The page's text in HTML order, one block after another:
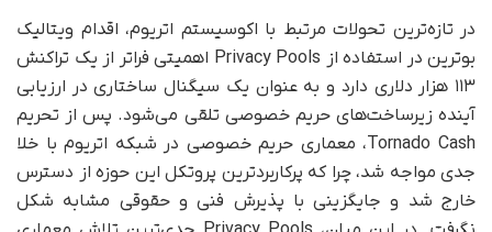
در تازه‌ترین تحولات مرتبط با اکوسیستم اتریوم، اقدام ویتالیک
بوترین در استفاده از Privacy Pools اهمیتی فراتر از یک تراکنش
۱۱۳ هزار دلاری دارد و به‌ عنوان یک سیگنال ساختاری در ارزیابی
آینده زیرساخت‌های حریم خصوصی تلقی می‌شود. پس از تحریم
Tornado Cash، معماری حریم خصوصی در شبکه اتریوم با خلا
جدی مواجه شد، چرا که پرکاربردترین پروتکل این حوزه از دسترس
خارج شد و جایگزینی با پذیرش فنی و حقوقی مشابه شکل